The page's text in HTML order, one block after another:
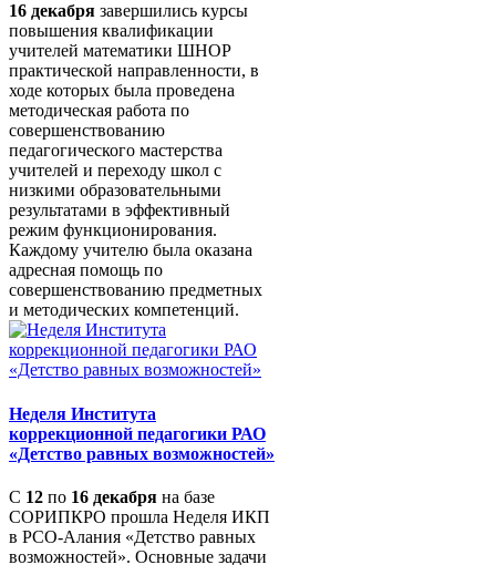
16 декабря завершились курсы
повышения квалификации
учителей математики ШНОР
практической направленности, в
ходе которых была проведена
методическая работа по
совершенствованию
педагогического мастерства
учителей и переходу школ с
низкими образовательными
результатами в эффективный
режим функционирования.
Каждому учителю была оказана
адресная помощь по
совершенствованию предметных
и методических компетенций.
Неделя Института
коррекционной педагогики РАО
«Детство равных возможностей»
С 12 по 16 декабря на базе
СОРИПКРО прошла Неделя ИКП
в РСО-Алания «Детство равных
возможностей». Основные задачи